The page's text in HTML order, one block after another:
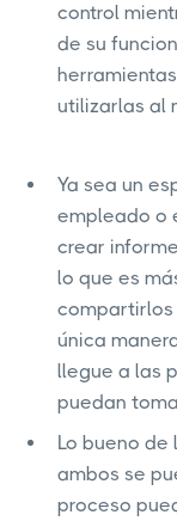
control
de su
utilizarlas al
Ya sea un
empleado o
crear
lo que es
compartirlos
única
llegue a las
puedan
Lo bueno de
ambos se
proceso